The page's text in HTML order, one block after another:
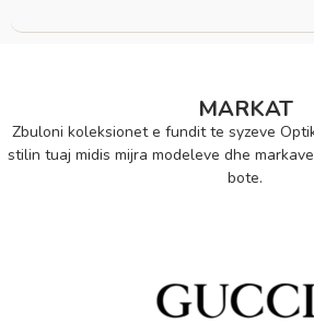
MARKAT
Zbuloni koleksionet e fundit te syzeve
stilin tuaj midis mijra modeleve dhe
bote.